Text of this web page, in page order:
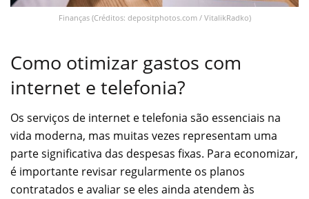
Finanças (Créditos: depositphotos.com / VitalikRadko)
Como otimizar gastos com
internet e telefonia?
Os serviços de internet e telefonia são essenciais na
vida moderna, mas muitas vezes representam uma
parte significativa das despesas fixas. Para economizar,
é importante revisar regularmente os planos
contratados e avaliar se eles ainda atendem às